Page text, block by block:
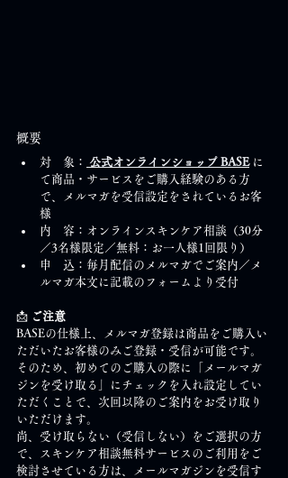
概要
対　象： 公式オンラインショップ BASE に
て商品・サービスをご購入経験のある方
で、メルマガを受信設定をされているお客
様
内　容：オンラインスキンケア相談（30分
／3名様限定／無料：お一人様1回限り）
申　込：毎月配信のメルマガでご案内／メ
ルマガ本文に記載のフォームより受付
📩 ご注意
BASEの仕様上、メルマガ登録は商品をご購入い
ただいたお客様のみご登録・受信が可能です。
そのため、初めてのご購入の際に「メールマガ
ジンを受け取る」にチェックを入れ設定してい
ただくことで、次回以降のご案内をお受け取り
いただけます。
尚、受け取らない（受信しない）をご選択の方
で、スキンケア相談無料サービスのご利用をご
検討させている方は、メールマガジンを受信す